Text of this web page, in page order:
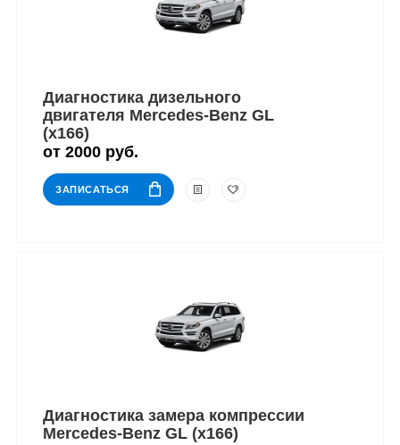
Диагностика дизельного
двигателя Mercedes-Benz GL
(x166)
от 2000 руб.
ЗАПИСАТЬСЯ
Диагностика замера компрессии
Mercedes-Benz GL (x166)